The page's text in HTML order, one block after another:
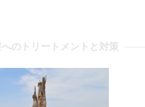
のトリートメントと対策